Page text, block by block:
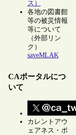
ス）
各地の図書館
等の被災情報
等について
（外部リン
ク）
saveMLAK
CAポータルにつ
いて
カレントアウ
ェアネス・ポ